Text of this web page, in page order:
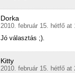
Dorka
2010. február 15. hétfő at
Jó választás ;).
Kitty
2010. február 15. hétfő at